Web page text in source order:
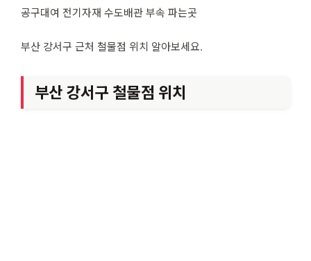
공구대여 전기자재 수도배관 부속 파는곳
부산 강서구 근처 철물점 위치 알아보세요.
부산 강서구 철물점 위치